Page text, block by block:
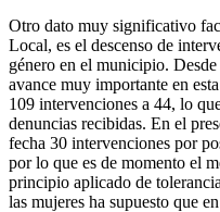
Otro dato muy significativo
Local, es el descenso de
género en el municipio.
avance muy importante en
109 intervenciones a 44, lo
denuncias recibidas. En el
fecha 30 intervenciones por
por lo que es de momento el
principio aplicado de
las mujeres ha supuesto que